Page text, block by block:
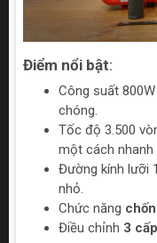
Điểm nổi bật:
Công suất
chóng.
Tốc độ 3.500
một cách nhanh
Đường kính lưỡi
nhỏ.
Chức năng
Điều chỉnh 3 cấp